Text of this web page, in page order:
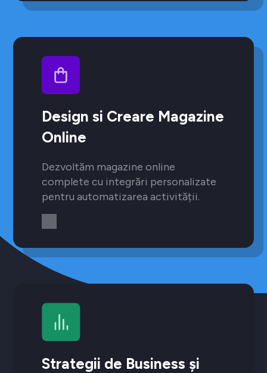
Design si Creare Magazine
Online
Dezvoltăm magazine online
complete cu integrări personalizate
pentru automatizarea activității.
Strategii de Business și